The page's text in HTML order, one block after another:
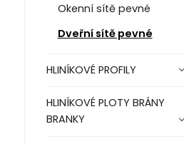
Okenní sítě pevné
Dveřní sítě pevné
HLINÍKOVÉ PROFILY
HLINÍKOVÉ PLOTY BRÁNY
BRANKY